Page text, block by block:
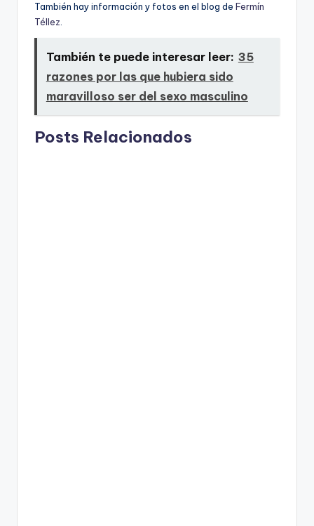
También hay información y fotos en el blog de Fermí­n
Téllez.
También te puede interesar leer: 35
razones por las que hubiera sido
maravilloso ser del sexo masculino
Posts Relacionados